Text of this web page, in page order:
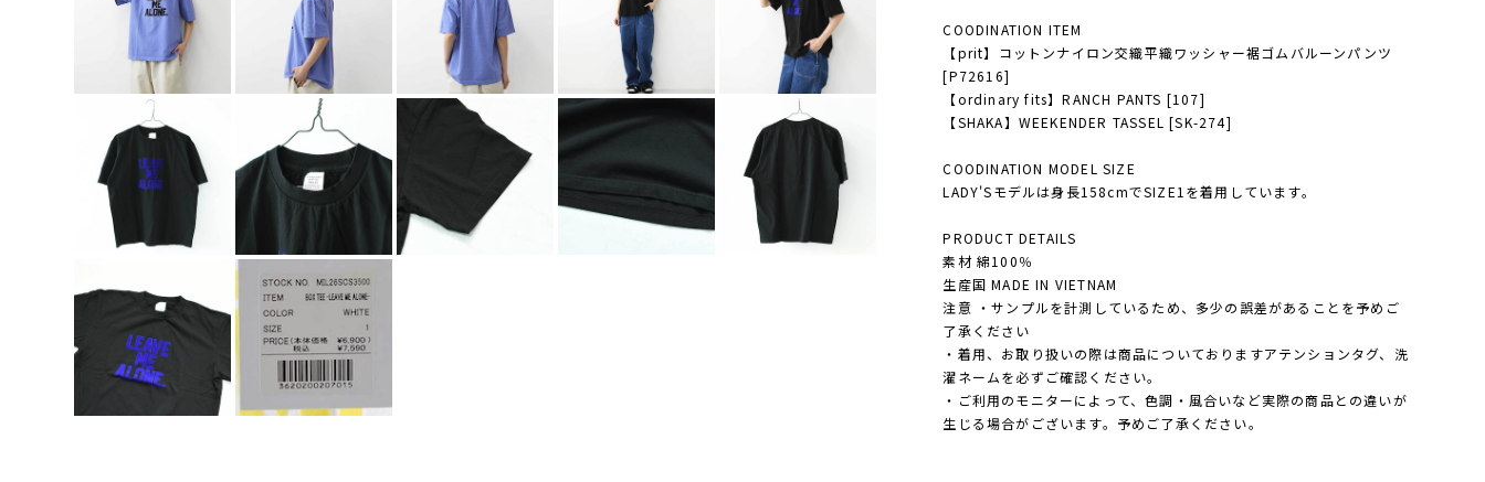
COODINATION ITEM
【prit】コットンナイロン交織平織ワッシャー裾ゴムバルーンパンツ
[P72616]
【ordinary fits】RANCH PANTS [107]
【SHAKA】WEEKENDER TASSEL [SK-274]
COODINATION MODEL SIZE
LADY'Sモデルは身長158cmでSIZE1を着用しています。
PRODUCT DETAILS
素材 綿100％
生産国 MADE IN VIETNAM
注意 ・サンプルを計測しているため、多少の誤差があることを予めご
了承ください
・着用、お取り扱いの際は商品についておりますアテンションタグ、洗
濯ネームを必ずご確認ください。
・ご利用のモニターによって、色調・風合いなど実際の商品との違いが
生じる場合がございます。予めご了承ください。